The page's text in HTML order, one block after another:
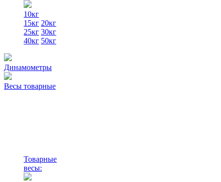
10кг
15кг 20кг
25кг 30кг
40кг 50кг
Динамометры
Весы товарные
Товарные
весы: